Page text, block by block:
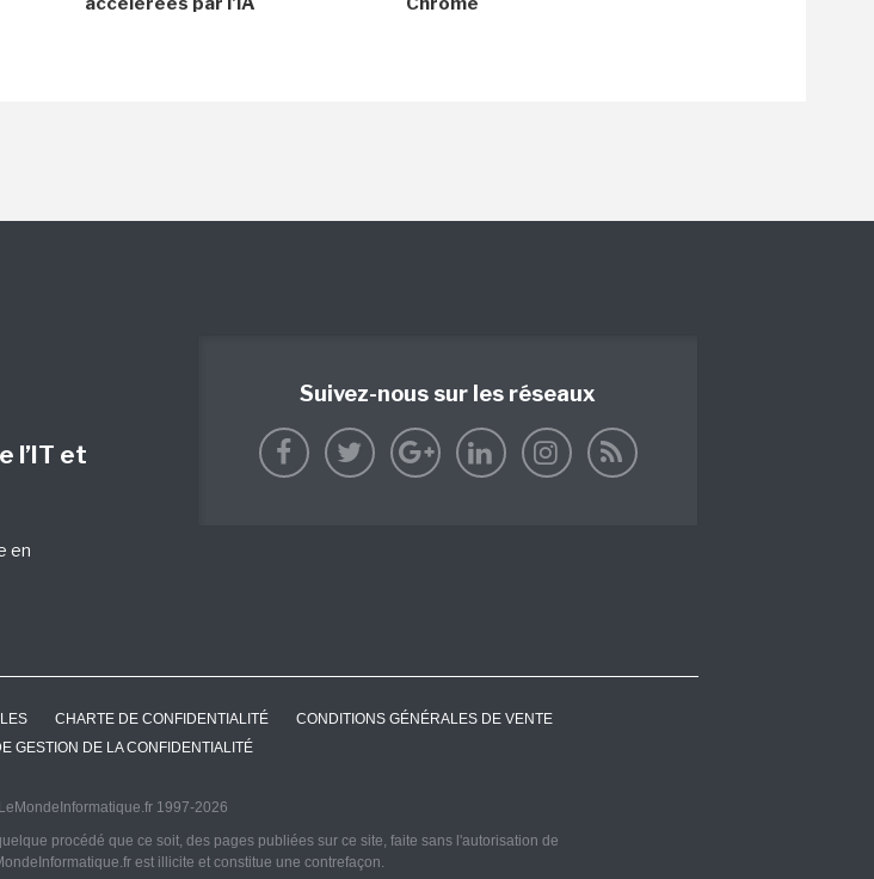
l’IT et
en
Suivez-nous sur les réseaux
CHARTE DE CONFIDENTIALITÉ
CONDITIONS GÉNÉRALES DE VENTE
GESTION DE LA CONFIDENTIALITÉ
1997-2026
procédé que ce soit, des pages publiées sur ce site, faite sans l'autorisation de
est illicite et constitue une contrefaçon.